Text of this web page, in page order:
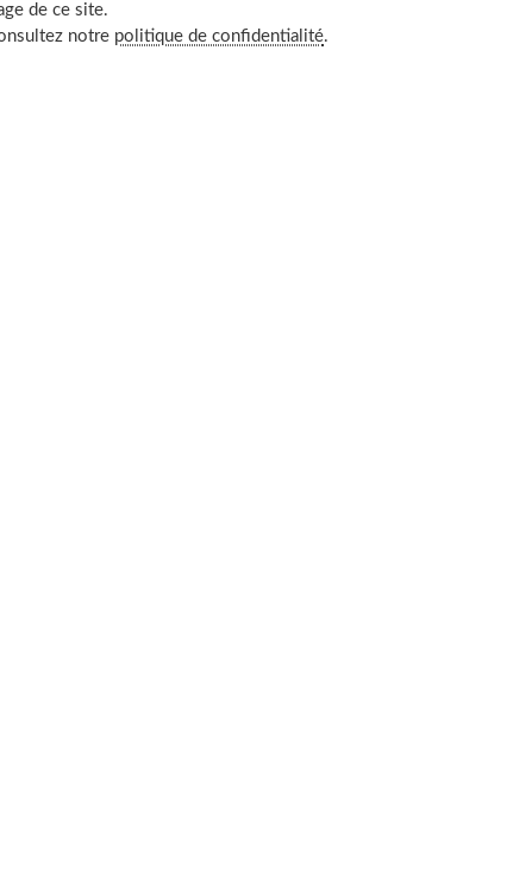
sont « à risque »
»
en cause
de travail, le stress... peut jouer un rôle dans la survenue
de ce site.
notre politique de confidentialité.